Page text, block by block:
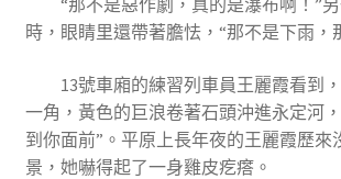
時，眼睛里還帶著膽怯，“那不是下雨，
13號車廂的練習列車員王麗霞看到
一角，黃色的巨浪卷著石頭沖進永定河
到你面前”。平原上長年夜的王麗霞歷來
景，她嚇得起了一身雞皮疙瘩。